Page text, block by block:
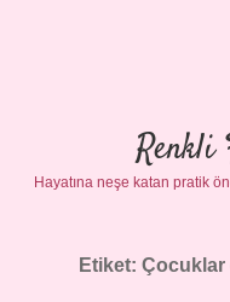
Renkli
Hayatına neşe katan pratik
Etiket: Çocuklar